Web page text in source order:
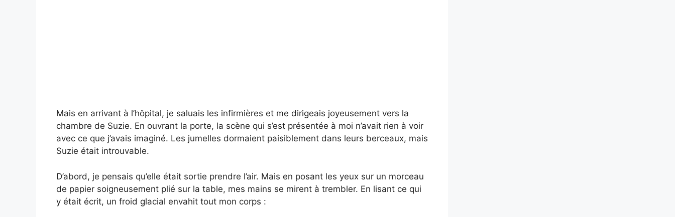
Mais en arrivant à l’hôpital, je saluais les infirmières et me dirigeais joyeusement vers la
chambre de Suzie. En ouvrant la porte, la scène qui s’est présentée à moi n’avait rien à voir
avec ce que j’avais imaginé. Les jumelles dormaient paisiblement dans leurs berceaux, mais
Suzie était introuvable.
D’abord, je pensais qu’elle était sortie prendre l’air. Mais en posant les yeux sur un morceau
de papier soigneusement plié sur la table, mes mains se mirent à trembler. En lisant ce qui
y était écrit, un froid glacial envahit tout mon corps :